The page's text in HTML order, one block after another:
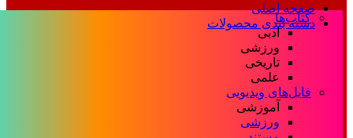
صفحه اصلی
دسته بندی محصولات
کتاب‌ها
ادبی
ورزشی
تاریخی
علمی
فایل‌های ویدیویی
آموزشی
ورزشی